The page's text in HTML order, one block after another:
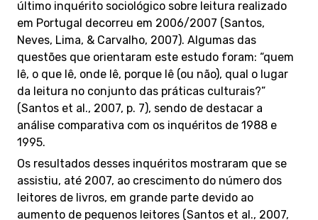
último inquérito sociológico sobre leitura realizado
em Portugal decorreu em 2006/2007 (Santos,
Neves, Lima, & Carvalho, 2007). Algumas das
questões que orientaram este estudo foram: “quem
lê, o que lê, onde lê, porque lê (ou não), qual o lugar
da leitura no conjunto das práticas culturais?”
(Santos et al., 2007, p. 7), sendo de destacar a
análise comparativa com os inquéritos de 1988 e
1995.
Os resultados desses inquéritos mostraram que se
assistiu, até 2007, ao crescimento do número dos
leitores de livros, em grande parte devido ao
aumento de pequenos leitores (Santos et al., 2007,